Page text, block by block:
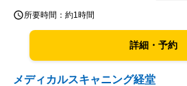
所要時間： 約1時間
詳細・予約
メディカルスキャニング経堂